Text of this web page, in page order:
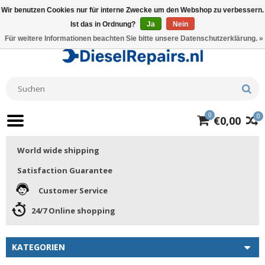
0
0 €0,00
World wide shipping
Satisfaction Guarantee
Customer Service
24/7 Online shopping
KATEGORIEN
Wir benutzen Cookies nur für interne Zwecke um den Webshop zu verbessern.
Ist das in Ordnung?
Ja
Nein
Für weitere Informationen beachten Sie bitte unsere Datenschutzerklärung. »